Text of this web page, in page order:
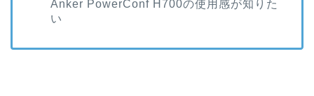
Anker PowerConf H700の使用感が知りた
い